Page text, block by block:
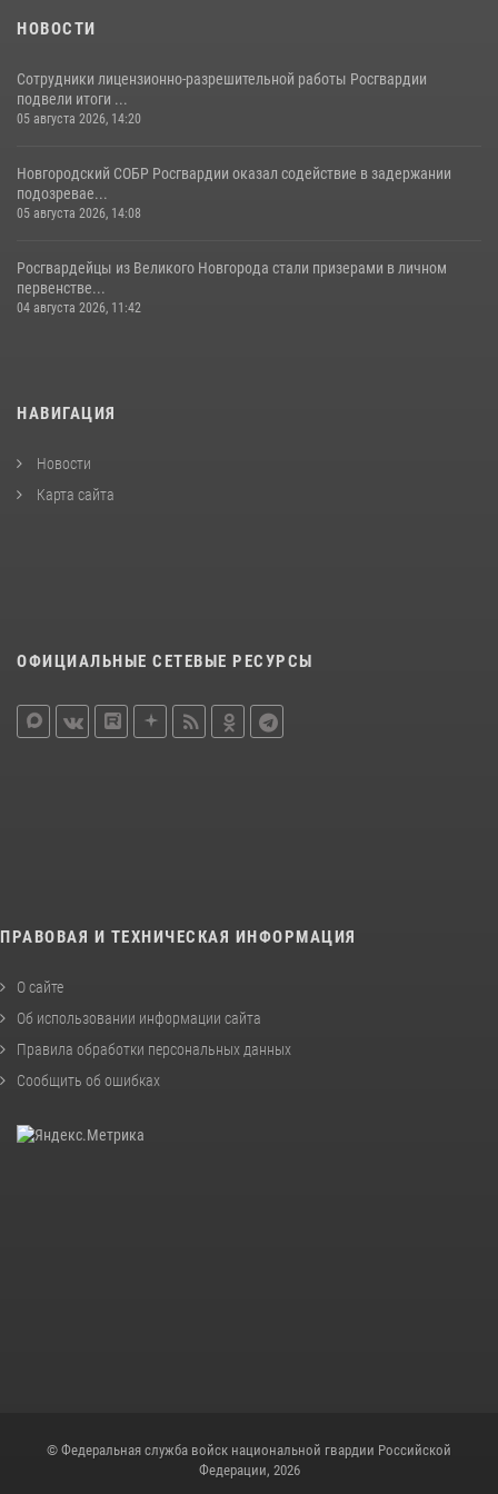
НОВОСТИ
Сотрудники лицензионно-разрешительной работы Росгвардии
подвели итоги ...
05 августа 2026, 14:20
Новгородский СОБР Росгвардии оказал содействие в задержании
подозревае...
05 августа 2026, 14:08
Росгвардейцы из Великого Новгорода стали призерами в личном
первенстве...
04 августа 2026, 11:42
НАВИГАЦИЯ
Новости
Карта сайта
ОФИЦИАЛЬНЫЕ СЕТЕВЫЕ РЕСУРСЫ
ПРАВОВАЯ И ТЕХНИЧЕСКАЯ ИНФОРМАЦИЯ
О сайте
Об использовании информации сайта
Правила обработки персональных данных
Сообщить об ошибках
© Федеральная служба войск национальной гвардии Российской
Федерации, 2026